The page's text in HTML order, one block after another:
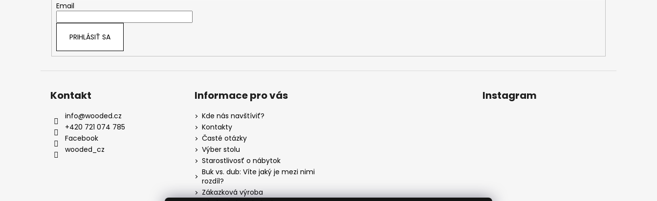
Email
PRIHLÁSIŤ SA
Kontakt
info@wooded.cz
+420 721 074 785
Facebook
wooded_cz
Informace pro vás
Kde nás navštíviť?
Kontakty
Časté otázky
Výber stolu
Starostlivosť o nábytok
Buk vs. dub: Víte jaký je mezi nimi
rozdíl?
Zákazková výroba
Instagram